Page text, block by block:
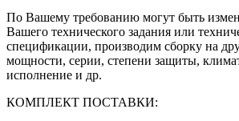
По Вашему требованию могут быть
Вашего технического задания или
спецификации, производим сборку на
мощности, серии, степени защиты,
исполнение и др.
КОМПЛЕКТ ПОСТАВКИ: